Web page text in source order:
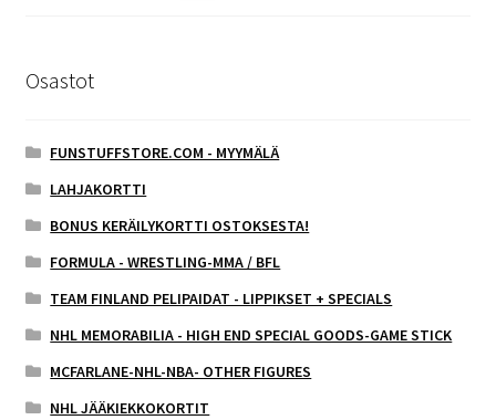
Osastot
FUNSTUFFSTORE.COM - MYYMÄLÄ
LAHJAKORTTI
BONUS KERÄILYKORTTI OSTOKSESTA!
FORMULA - WRESTLING-MMA / BFL
TEAM FINLAND PELIPAIDAT - LIPPIKSET + SPECIALS
NHL MEMORABILIA - HIGH END SPECIAL GOODS-GAME STICK
MCFARLANE-NHL-NBA- OTHER FIGURES
NHL JÄÄKIEKKOKORTIT